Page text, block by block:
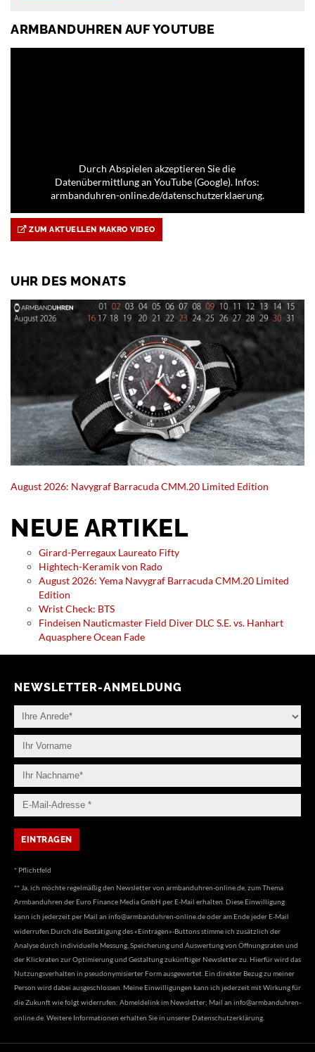
ARMBANDUHREN AUF YOUTUBE
Durch Abspielen akzeptieren Sie die
Datenübermittlung an YouTube (Google). Infos:
armbanduhren-online.de/datenschutzerklaerung.
ZUM AKTUELLEN MAKRO VIDEO
UHR DES MONATS
August 2026: Navygraf Barracuda CMM.20 Limited Edition
NEUE ARTIKEL
Girard-Perregaux Laureato Fifty
Hightech-Keramik von Rado
August 2026: Yema Navygraf Barracuda CMM.20 Limited
Edition
Wrist Check: BTS
Findeisen Nauticmaster Field Diver DLC S.E. vs. Hanhart
Aquasphere Ocean Fade
NEWSLETTER-ANMELDUNG
* Pflichtfeld
** Ja, ich möchte regelmäßig den Newsletter von armbanduhren-online.de, zum Thema
Armbanduhren der Euro Finance Media GmbH per E-Mail erhalten. Diese Einwilligung
kann ich jederzeit per Mail an info@armbanduhren-online.deoder am Ende jeder E-Mail
widerrufen.Durch die Bestätigung des «Eintragen»-Buttons stimme ich zusätzlich der
Analyse durch individuelle Messung, Speicherung und Auswertung von Öffnungsraten und
der Klickraten zur Optimierung und Gestaltung zukünftiger Newsletter zu. Hierfür wird das
Nutzungsverhalten in pseudonymisierter Form ausgewertet. Ein direkter Bezug zu meiner
Person wird dabei ausgeschlossen. Meine Einwilligungen kann ich jederzeit mit Wirkung für
die Zukunft wie folgt widerrufen: Abmeldelink im Newsletter; Mail an info@armbanduhren-
online.de . Weitere Informationen erhalten Sie in unserer Datenschutzerklärung